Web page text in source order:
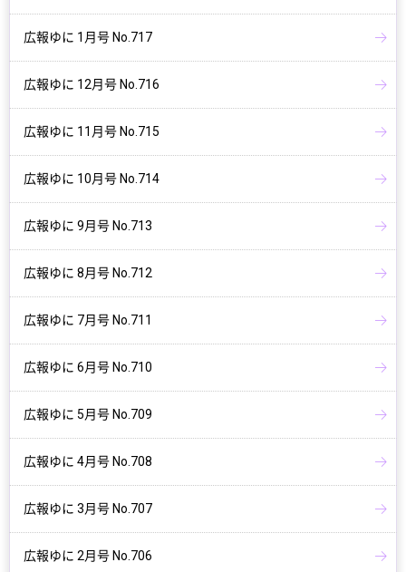
広報ゆに 1月号 No.717
広報ゆに 12月号 No.716
広報ゆに 11月号 No.715
広報ゆに 10月号 No.714
広報ゆに 9月号 No.713
広報ゆに 8月号 No.712
広報ゆに 7月号 No.711
広報ゆに 6月号 No.710
広報ゆに 5月号 No.709
広報ゆに 4月号 No.708
広報ゆに 3月号 No.707
広報ゆに 2月号 No.706